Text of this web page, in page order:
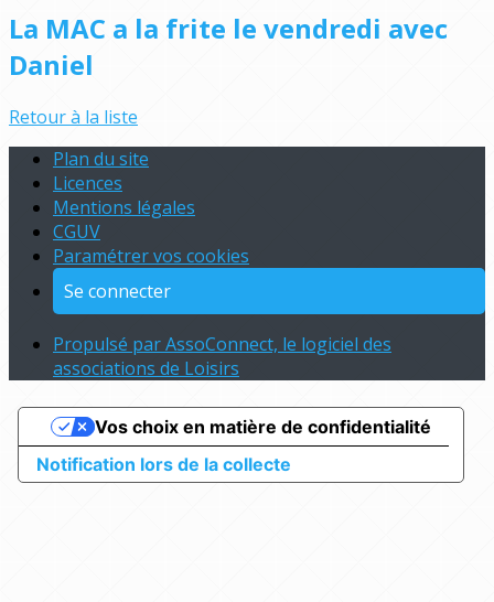
La MAC a la frite le vendredi avec
Daniel
Retour à la liste
Plan du site
Licences
Mentions légales
CGUV
Paramétrer vos cookies
Se connecter
Propulsé par AssoConnect, le logiciel des
associations de Loisirs
Notification lors de la collecte
Vos choix en matière de confidentialité